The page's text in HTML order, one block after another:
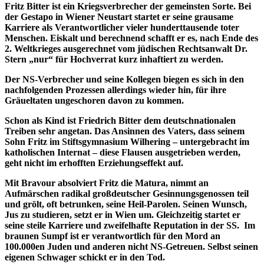
Fritz Bitter ist ein Kriegsverbrecher der gemeinsten Sorte. Bei
der Gestapo in Wiener Neustart startet er seine grausame
Karriere als Verantwortlicher vieler hunderttausende toter
Menschen. Eiskalt und berechnend schafft er es, nach Ende des
2. Weltkrieges ausgerechnet vom jüdischen Rechtsanwalt Dr.
Stern „nur“ für Hochverrat kurz inhaftiert zu werden.
Der NS-Verbrecher und seine Kollegen biegen es sich in den
nachfolgenden Prozessen allerdings wieder hin, für ihre
Gräueltaten ungeschoren davon zu kommen.
Schon als Kind ist Friedrich Bitter dem deutschnationalen
Treiben sehr angetan. Das Ansinnen des Vaters, dass seinem
Sohn Fritz im Stiftsgymnasium Wilhering – untergebracht im
katholischen Internat – diese Flausen ausgetrieben werden,
geht nicht im erhofften Erziehungseffekt auf.
Mit Bravour absolviert Fritz die Matura, nimmt an
Aufmärschen radikal großdeutscher Gesinnungsgenossen teil
und grölt, oft betrunken, seine Heil-Parolen. Seinen Wunsch,
Jus zu studieren, setzt er in Wien um. Gleichzeitig startet er
seine steile Karriere und zweifelhafte Reputation in der SS. Im
braunen Sumpf ist er verantwortlich für den Mord an
100.000en Juden und anderen nicht NS-Getreuen. Selbst seinen
eigenen Schwager schickt er in den Tod.